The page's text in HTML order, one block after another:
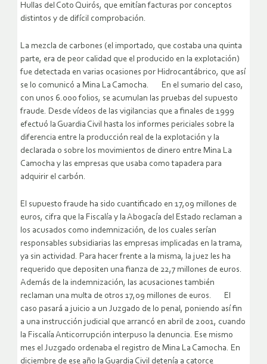
Hullas del Coto Quirós, que emitían facturas por conceptos
distintos y de difícil comprobación.
La mezcla de carbones (el importado, que costaba una quinta
parte, era de peor calidad que el producido en la explotación)
fue detectada en varias ocasiones por Hidrocantábrico, que así
se lo comunicó a Mina La Camocha. En el sumario del caso,
con unos 6.000 folios, se acumulan las pruebas del supuesto
fraude. Desde vídeos de las vigilancias que a finales de 1999
efectuó la Guardia Civil hasta los informes periciales sobre la
diferencia entre la producción real de la explotación y la
declarada o sobre los movimientos de dinero entre Mina La
Camocha y las empresas que usaba como tapadera para
adquirir el carbón.
El supuesto fraude ha sido cuantificado en 17,09 millones de
euros, cifra que la Fiscalía y la Abogacía del Estado reclaman a
los acusados como indemnización, de los cuales serían
responsables subsidiarias las empresas implicadas en la trama,
ya sin actividad. Para hacer frente a la misma, la juez les ha
requerido que depositen una fianza de 22,7 millones de euros.
Además de la indemnización, las acusaciones también
reclaman una multa de otros 17,09 millones de euros. El
caso pasará a juicio a un Juzgado de lo penal, poniendo así fin
a una instrucción judicial que arrancó en abril de 2001, cuando
la Fiscalía Anticorrupción interpuso la denuncia. Ese mismo
mes el Juzgado ordenaba el registro de Mina La Camocha. En
diciembre de ese año la Guardia Civil detenía a catorce